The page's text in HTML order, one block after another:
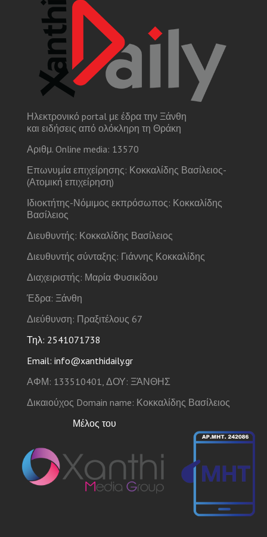
Ηλεκτρονικό portal με έδρα την Ξάνθη
και ειδήσεις από ολόκληρη τη Θράκη
Αριθμ. Online media: 13570
Επωνυμία επιχείρησης: Κοκκαλίδης Βασίλειος-
(Ατομική επιχείρηση)
Ιδιοκτήτης-Νόμιμος εκπρόσωπος: Κοκκαλίδης
Βασίλειος
Διευθυντής: Κοκκαλίδης Βασίλειος
Διευθυντής σύνταξης: Γιάννης Κοκκαλίδης
Διαχειριστής: Μαρία Φυσικίδου
Έδρα: Ξάνθη
Διεύθυνση: Πραξιτέλους 67
Τηλ: 2541071738
Email: info@xanthidaily.gr
ΑΦΜ: 133510401, ΔΟΥ: ΞΆΝΘΗΣ
Δικαιούχος Domain name: Κοκκαλίδης Βασίλειος
Μέλος του